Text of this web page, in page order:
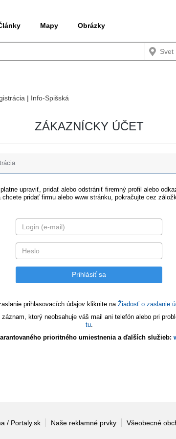
Mapy Obrázky
| Info-Spišská
ZÁKAZNÍCKY ÚČET
upraviť, pridať alebo odstrániť firemný profil alebo
chcete pridať firmu alebo www stránku, pokračujte cez
prihlasovacích údajov kliknite na Žiadosť o zaslanie
ktorý neobsahuje váš mail ani telefón alebo pri
tu.
prioritného umiestnenia a ďalších služieb:
/ Portaly.sk Naše reklamné prvky Všeobecné